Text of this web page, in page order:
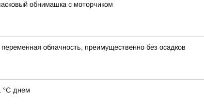
обнимашка с моторчиком
облачность, преимущественно без осадков
°C днем